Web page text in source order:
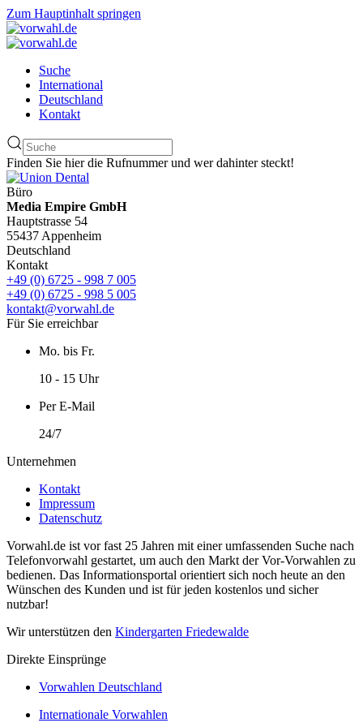
Zum Hauptinhalt springen
Suche
International
Deutschland
Kontakt
Finden Sie hier die Rufnummer und wer dahinter steckt!
Büro
Media Empire GmbH
Hauptstrasse 54
55437 Appenheim
Deutschland
Kontakt
+49 (0) 6725 - 998 7 005
+49 (0) 6725 - 998 5 005
kontakt@vorwahl.de
Für Sie erreichbar
Mo. bis Fr.
10 - 15 Uhr
Per E-Mail
24/7
Unternehmen
Kontakt
Impressum
Datenschutz
Vorwahl.de ist vor fast 25 Jahren mit einer umfassenden Suche nach
Telefonvorwahl gestartet, um auch den Markt der Vor-Vorwahlen zu
bedienen. Das Informationsportal orientiert sich noch heute an den
Wünschen des Kunden und ist für jeden kostenlos und sicher
nutzbar!
Wir unterstützen den Kindergarten Friedewalde
Direkte Einsprünge
Vorwahlen Deutschland
Internationale Vorwahlen